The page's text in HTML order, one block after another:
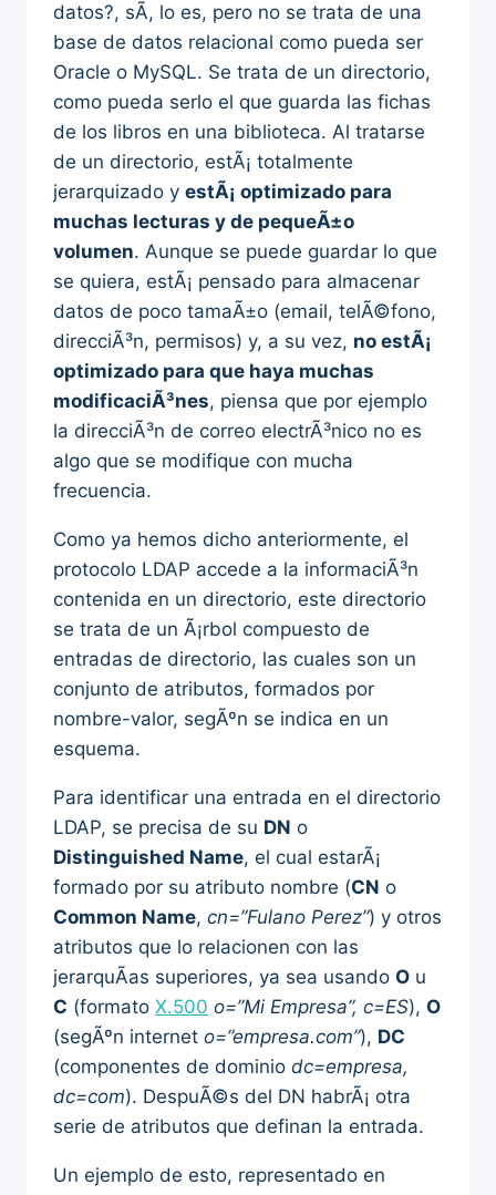
datos?, sÃ­, lo es, pero no se trata de una
base de datos relacional como pueda ser
Oracle o MySQL. Se trata de un directorio,
como pueda serlo el que guarda las fichas
de los libros en una biblioteca. Al tratarse
de un directorio, estÃ¡ totalmente
jerarquizado y estÃ¡ optimizado para
muchas lecturas y de pequeÃ±o
volumen. Aunque se puede guardar lo que
se quiera, estÃ¡ pensado para almacenar
datos de poco tamaÃ±o (email, telÃ©fono,
direcciÃ³n, permisos) y, a su vez, no estÃ¡
optimizado para que haya muchas
modificaciÃ³nes, piensa que por ejemplo
la direcciÃ³n de correo electrÃ³nico no es
algo que se modifique con mucha
frecuencia.
Como ya hemos dicho anteriormente, el
protocolo LDAP accede a la informaciÃ³n
contenida en un directorio, este directorio
se trata de un Ã¡rbol compuesto de
entradas de directorio, las cuales son un
conjunto de atributos, formados por
nombre-valor, segÃºn se indica en un
esquema.
Para identificar una entrada en el directorio
LDAP, se precisa de su DN o
Distinguished Name, el cual estarÃ¡
formado por su atributo nombre (CN o
Common Name, cn=”Fulano Perez”) y otros
atributos que lo relacionen con las
jerarquÃ­as superiores, ya sea usando O u
C (formato X.500 o=”Mi Empresa”, c=ES), O
(segÃºn internet o=”empresa.com”), DC
(componentes de dominio dc=empresa,
dc=com). DespuÃ©s del DN habrÃ¡ otra
serie de atributos que definan la entrada.
Un ejemplo de esto, representado en